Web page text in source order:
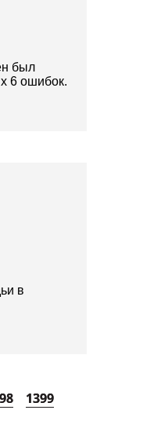
был
6 ошибок.
в
1399